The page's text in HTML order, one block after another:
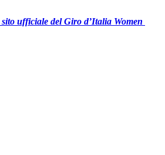
ufficiale del Giro d’Italia Women